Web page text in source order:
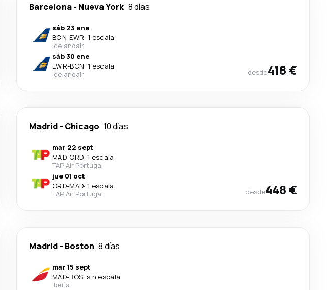
Barcelona- Nueva York 8 días
sáb 23 ene
BCN-EWR· 1 escala
Icelandair
sáb 30 ene
EWR-BCN· 1 escala
Icelandair
desde418 €
Madrid- Chicago 10 días
mar 22 sept
MAD-ORD· 1 escala
TAP Air Portugal
jue 01 oct
ORD-MAD· 1 escala
TAP Air Portugal
desde448 €
Madrid- Boston 8 días
mar 15 sept
MAD-BOS· sin escala
Iberia